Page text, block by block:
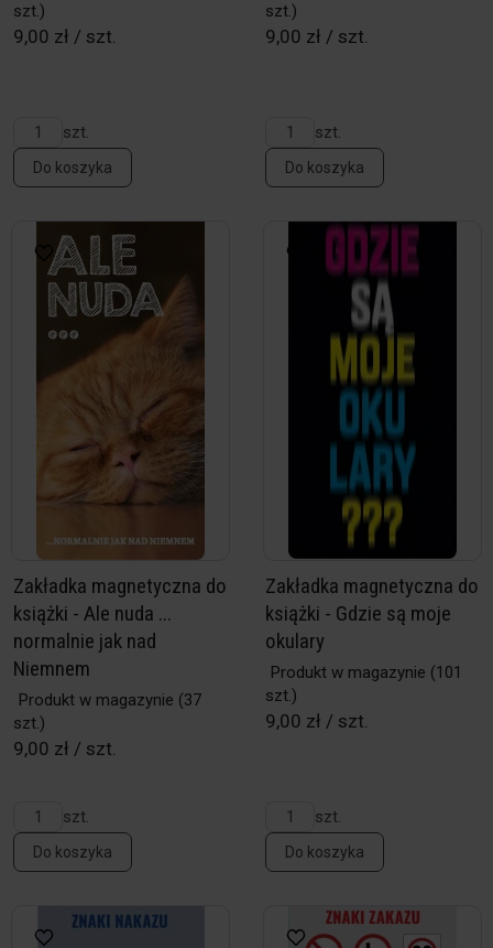
szt.)
9,00 zł / szt.
szt.
Do koszyka
szt.)
9,00 zł / szt.
szt.
Do koszyka
Zakładka magnetyczna do
książki - Ale nuda ...
normalnie jak nad
Niemnem
Produkt w magazynie (37
szt.)
9,00 zł / szt.
szt.
Do koszyka
Zakładka magnetyczna do
książki - Gdzie są moje
okulary
Produkt w magazynie (101
szt.)
9,00 zł / szt.
szt.
Do koszyka